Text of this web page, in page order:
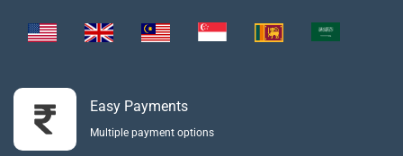
Easy Payments
Multiple payment options